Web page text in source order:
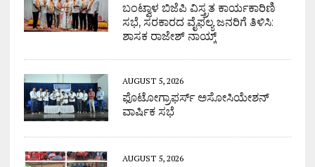
ಬಂಟ್ವಾಳ ಬಿಜೆಪಿ ವಿಸ್ತ್ರತ ಕಾರ್ಯಕಾರಿಣಿ
ಸಭೆ, ಸರಕಾರದ ವೈಫಲ್ಯ ಜನರಿಗೆ ತಿಳಿಸಿ:
ಶಾಸಕ ರಾಜೇಶ್ ನಾಯ್ಕ್
AUGUST 5, 2026
ಫೊಟೋಗ್ರಾಫರ್ಸ್ ಅಸೋಸಿಯೇಶನ್
ವಾರ್ಷಿಕ ಸಭೆ
AUGUST 5, 2026